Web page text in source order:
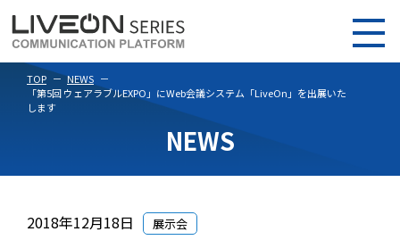
TOP
NEWS
「第5回 ウェアラブルEXPO」にWeb会議システム「LiveOn」を出展いた
します
NEWS
2018年12月18日 展示会